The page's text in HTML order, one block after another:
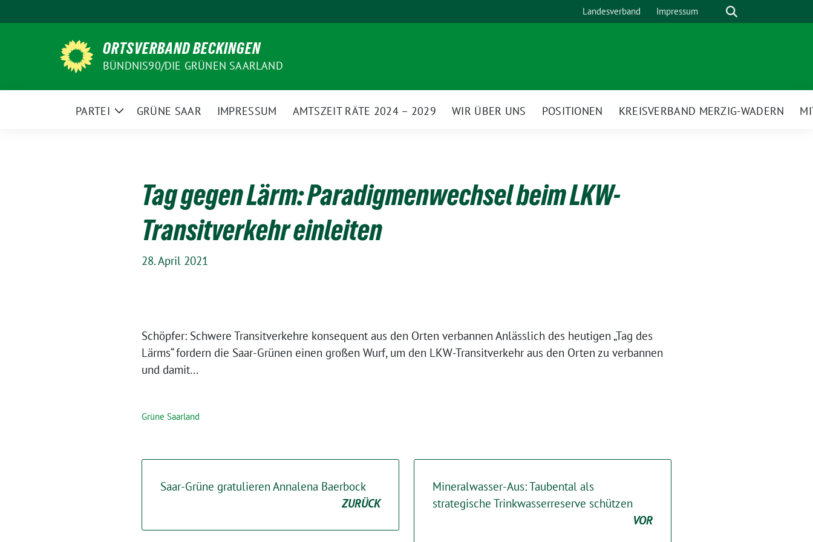
zum
Landesverband Impressum Suche
ORTSVERBAND BECKINGEN
BÜNDNIS90/DIE GRÜNEN SAARLAND
PARTEI
ZeigeGRÜNE SAAR IMPRESSUM AMTSZEIT RÄTE 2024 – 2029 WIR ÜBER UNS POSITIONEN KREISVERBAND MERZIG-WADERN
Tag gegen Lärm: Paradigmenwechsel beim LKW-
Transitverkehr einleiten
28. April 2021
Schöpfer: Schwere Transitverkehre konsequent aus den Orten verbannen Anlässlich des heutigen „Tag des
Lärms“ fordern die Saar-Grünen einen großen Wurf, um den LKW-Transitverkehr aus den Orten zu verbannen
und damit…
Grüne Saarland
Saar-Grüne gratulieren Annalena Baerbock
ZURÜCK
Mineralwasser-Aus: Taubental als
strategische Trinkwasserreserve schützen
VOR